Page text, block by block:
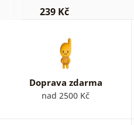
239 Kč
Doprava zdarma
nad 2500 Kč